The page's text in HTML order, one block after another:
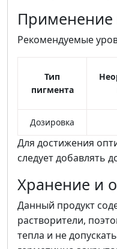
Применение
Рекомендуемые
Тип
пигмента
Дозировка
Для достижения
следует добавлять
Хранение и
Данный продукт
растворители,
тепла и не